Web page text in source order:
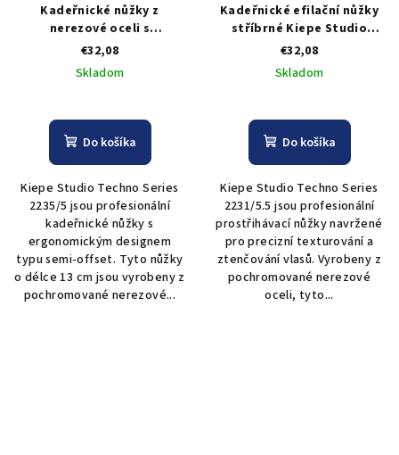
Kadeřnické nůžky z
nerezové oceli s
mikrozoubky "semi off-
set" Kiepe Studio Techno
Series 2235/5
€32,08
Skladom
Do košíka
Kiepe Studio Techno Series
2235/5 jsou profesionální
kadeřnické nůžky s
ergonomickým designem
typu semi-offset. Tyto nůžky
o délce 13 cm jsou vyrobeny z
pochromované nerezové...
Kadeřnické efilační nůžky
stříbrné Kiepe Studio
Techno Series 2231/5.5
€32,08
Skladom
Do košíka
Kiepe Studio Techno Series
2231/5.5 jsou profesionální
prostřihávací nůžky navržené
pro precizní texturování a
ztenčování vlasů. Vyrobeny z
pochromované nerezové
oceli, tyto...